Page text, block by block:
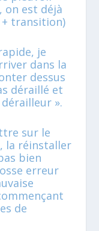
on est déjà
transition)
je
dans la
dessus
déraillé et
».
sur le
la réinstaller
bien
erreur
de